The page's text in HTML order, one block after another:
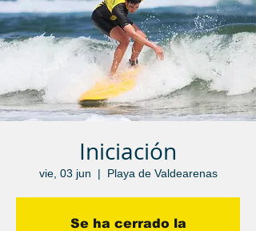
Iniciación
vie, 03 jun
  |
Playa de Valdearenas
Se ha cerrado la